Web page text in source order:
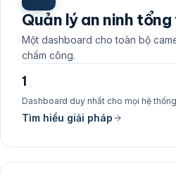
Quản lý an ninh
Một dashboard cho toàn bộ
chấm công.
1
Dashboard duy nhất cho mọi hệ thống
Tìm hiểu giải pháp